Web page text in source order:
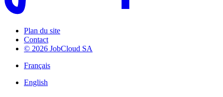
Plan du site
Contact
© 2026 JobCloud SA
Français
English